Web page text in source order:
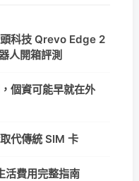
科技 Qrevo Edge 2
人開箱評測
個資可能早就在外
代傳統 SIM 卡
活費用完整指南